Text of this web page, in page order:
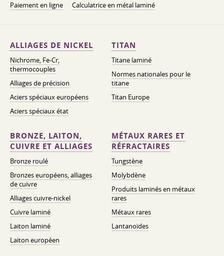
Paiement en ligne
Calculatrice en métal laminé
ALLIAGES DE NICKEL
Nichrome, Fe-Cr,
thermocouples
Alliages de précision
Aciers spéciaux européens
Aciers spéciaux état
TITAN
Titane laminé
Normes nationales pour le
titane
Titan Europe
BRONZE, LAITON,
CUIVRE ET ALLIAGES
Bronze roulé
Bronzes européens, alliages
de cuivre
Alliages cuivre-nickel
Cuivre laminé
Laiton laminé
Laiton européen
MÉTAUX RARES ET
RÉFRACTAIRES
Tungstène
Molybdène
Produits laminés en métaux
rares
Métaux rares
Lantanoïdes